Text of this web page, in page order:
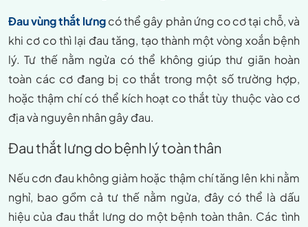
Đau vùng thắt lưngcó thể gây phản ứng co cơ tại chỗ, và
khi cơ co thì lại đau tăng, tạo thành một vòng xoắn bệnh
lý. Tư thế nằm ngửa có thể không giúp thư giãn hoàn
toàn các cơ đang bị co thắt trong một số trường hợp,
hoặc thậm chí có thể kích hoạt co thắt tùy thuộc vào cơ
địa và nguyên nhân gây đau.
Đau thắt lưng do bệnh lý toàn thân
Nếu cơn đau không giảm hoặc thậm chí tăng lên khi nằm
nghỉ, bao gồm cả tư thế nằm ngửa, đây có thể là dấu
hiệu của đau thắt lưng do một bệnh toàn thân. Các tình